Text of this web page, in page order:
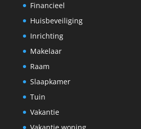
Financieel
Huisbeveiliging
Inrichting
Makelaar
Raam
Slaapkamer
Tuin
Vakantie